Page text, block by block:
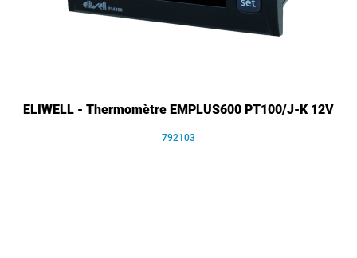
ELIWELL - Thermomètre EMPLUS600 PT100/J-K 12V
792103